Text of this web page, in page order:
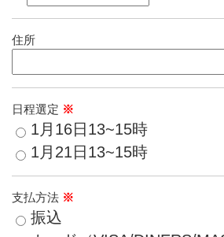
住所
日程選定 ※
1月16日13~15時
1月21日13~15時
支払方法 ※
振込